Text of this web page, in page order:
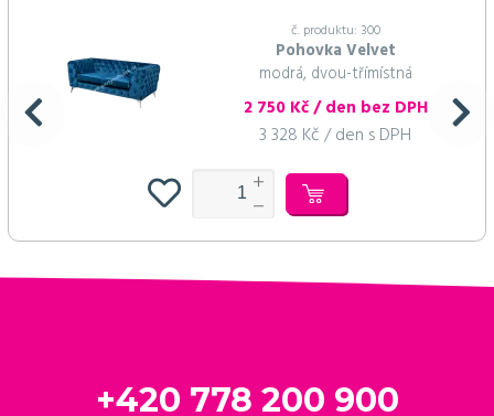
č. produktu: 300
Pohovka Velvet
modrá, dvou-třímístná
2 750 Kč / den bez DPH
3 328 Kč / den s DPH
+420 778 200 900